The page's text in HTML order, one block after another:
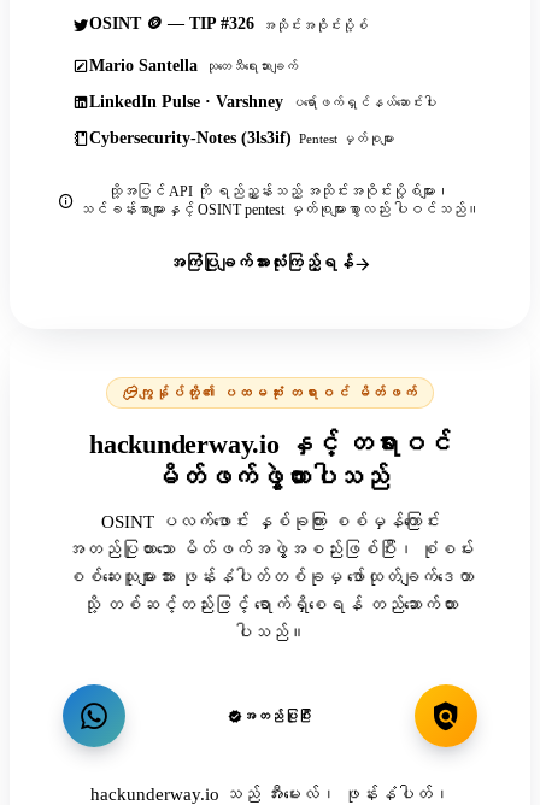
OSINT 🪙 — TIP #326 အသိုင်းအဝိုင်းပို့စ်
Mario Santella သုတေသီရေးသားချက်
LinkedIn Pulse · Varshney ပရော်ဖက်ရှင်နယ်ဆောင်းပါး
Cybersecurity-Notes (3ls3if) Pentest မှတ်စုများ
ထို့အပြင် API ကို ရည်ညွှန်းသည့် အသိုင်းအဝိုင်းပို့စ်များ၊
သင်ခန်းစာများနှင့် OSINT pentest မှတ်စုများစွာလည်း ပါဝင်သည်။
အကြံပြုချက်အားလုံးကြည့်ရန်
ကျွန်ုပ်တို့၏ ပထမဆုံး တရားဝင် မိတ်ဖက်
hackunderway.io နှင့် တရားဝင်
မိတ်ဖက်ဖွဲ့ထားပါသည်
OSINT ပလက်ဖောင်း နှစ်ခုကြား စစ်မှန်ကြောင်း
အတည်ပြုထားသော မိတ်ဖက်အဖွဲ့အစည်းဖြစ်ပြီး၊ စုံစမ်း
စစ်ဆေးသူများအား ဖုန်းနံပါတ်တစ်ခုမှ ဖော်ထုတ်ချက်ဒေတာ
သို့ တစ်ဆင့်တည်းဖြင့် ရောက်ရှိစေရန် တည်ဆောက်ထား
ပါသည်။
အတည်ပြုပြီး
hackunderway.io သည် အီးမေးလ်၊ ဖုန်းနံပါတ်၊